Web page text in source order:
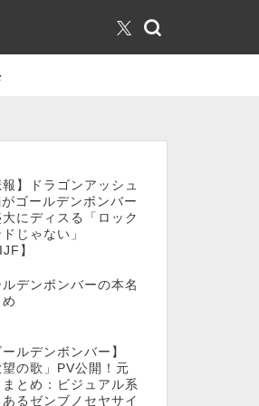
報】ドラゴンアッシュ
ゴールデンボンバー
大にディスる「ロック
じゃない」
】
ルデンボンバーの本名
ールデンボンバー】
望の歌」PV公開！元
まとめ：ビジュアル系
るゼンブノセヤサイ